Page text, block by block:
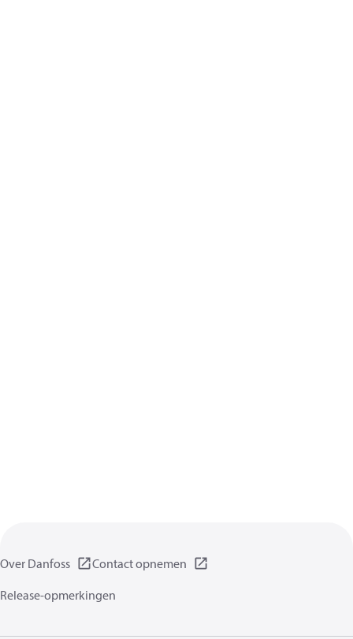
Over Danfoss
Contact opnemen
Release-opmerkingen